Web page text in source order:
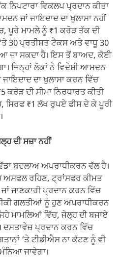
ਵਿਕਲਪ ਪ੍ਰਦਾਨ ਕੀਤਾ
ਜਾਂ ਜਾਇਦਾਦ ਦਾ ਖੁਲਾਸਾ ਨਹੀਂ
ਪੂਰੇ ਮਾਮਲੇ ਨੂੰ ₹1 ਕਰੋੜ ਤੱਕ ਦੀ
30 ਪ੍ਰਤੀਸ਼ਤ ਟੈਕਸ ਅਤੇ ਵਾਧੂ 30
ਜਾ ਸਕਦਾ ਹੈ। ਇਸ ਤੋਂ ਬਾਅਦ, ਕੋਈ
ਜਿਨ੍ਹਾਂ ਲੋਕਾਂ ਨੇ ਵਿਦੇਸ਼ੀ ਆਮਦਨ
ਦਾ ਖੁਲਾਸਾ ਕਰਨ ਵਿੱਚ
ਦੀ ਸੀਮਾ ਨਿਰਧਾਰਤ ਕੀਤੀ
ਸਿਰਫ ₹1 ਲੱਖ ਰੁਪਏ ਫੀਸ ਦੇ ਕੇ ਪੂਰੀ
ਦੀ ਸਜ਼ਾ ਨਹੀਂ
ਬਦਲਾਅ ਅਪਰਾਧੀਕਰਨ ਵੱਲ ਹੈ।
ਰਹਿਣ, ਟ੍ਰਾਂਸਫਰ ਕੀਮਤ
ਜਾਣਕਾਰੀ ਪ੍ਰਦਾਨ ਕਰਨ ਵਿੱਚ
ਗਲਤੀਆਂ ਨੂੰ ਹੁਣ ਅਪਰਾਧੀਕਰਨ
ਮਾਮਲਿਆਂ ਵਿੱਚ, ਜੇਲ੍ਹ ਦੀ ਬਜਾਏ
ਦਸਤਾਵੇਜ਼ ਪ੍ਰਦਾਨ ਕਰਨ ਵਿੱਚ
‘ਤੇ ਟੀਡੀਐਸ ਨਾ ਕੱਟਣ ਨੂੰ ਵੀ
ਜਾਵੇਗਾ।